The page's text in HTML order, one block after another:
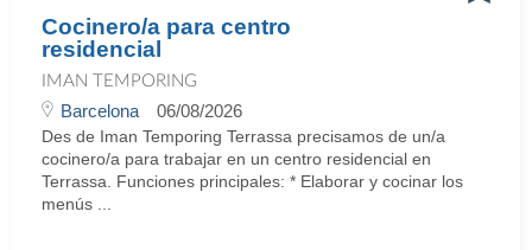
Cocinero/a para centro
residencial
IMAN TEMPORING
Barcelona 06/08/2026
Des de Iman Temporing Terrassa precisamos de un/a
cocinero/a para trabajar en un centro residencial en
Terrassa. Funciones principales: * Elaborar y cocinar los
menús ...